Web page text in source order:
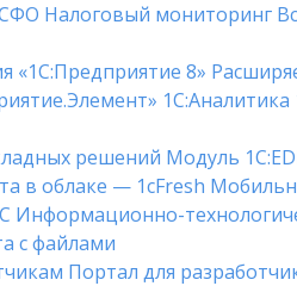
Налоговый мониторинг
«1С:Предприятие 8»
1C:Аналитика
решений Модуль
в облаке — 1cFresh
Информационно-
с файлами
Портал для